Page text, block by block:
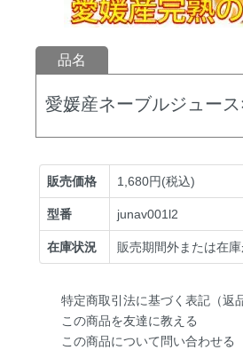
品名
愛媛産ネーブルジュー
販売価格 1,680円(税込)
型番 junav001l2
在庫状況 販売期間外または在庫
特定商取引法に基づく表記（返
この商品を友達に教える
この商品について問い合わせる